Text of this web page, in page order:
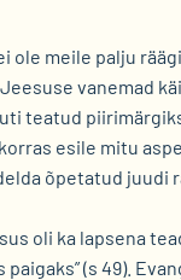
ole meile palju
vanemad
teatud
esile mitu
õpetatud juudi
oli ka lapsena
paigaks” (s 49).